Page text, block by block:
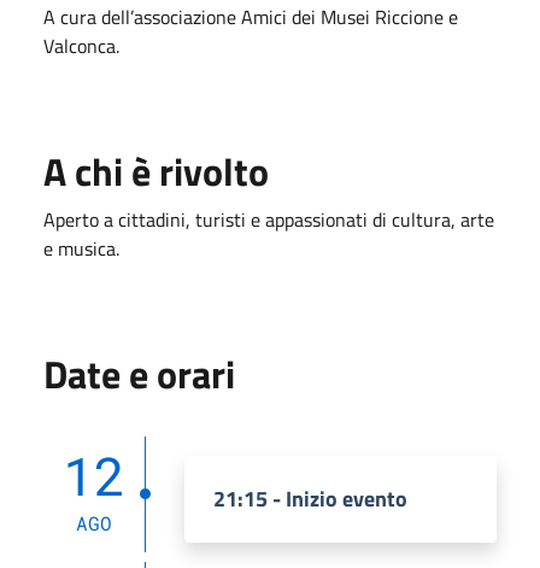
A cura dell’associazione Amici dei Musei Riccione e
Valconca.
A chi è rivolto
Aperto a cittadini, turisti e appassionati di cultura, arte
e musica.
Date e orari
12
AGO
21:15 - Inizio evento